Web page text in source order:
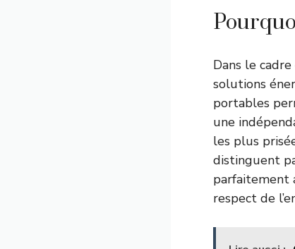
Dans le
solutions
portables
une
les plus
distinguent
parfaitement
respect de